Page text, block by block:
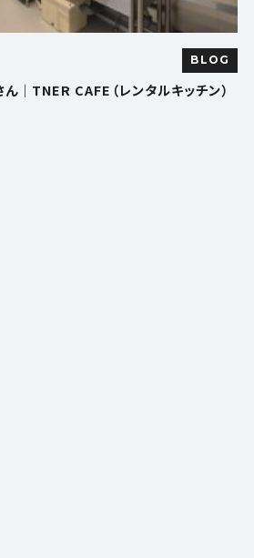
BLOG
｜TNER CAFE（レンタルキッチン）